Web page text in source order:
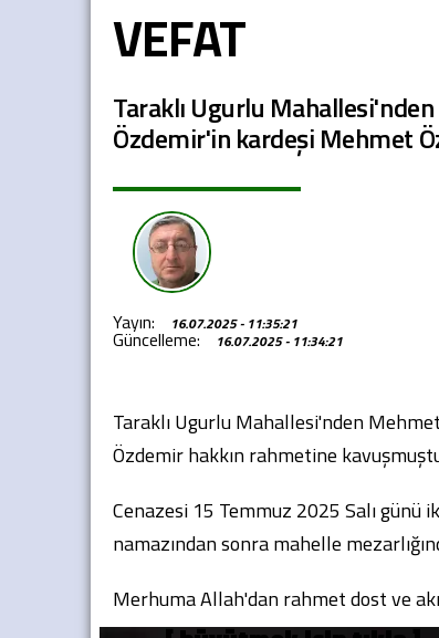
VEFAT
Taraklı Ugurlu
Özdemir'in kardeşi Mehmet
Yayın: 16.07.2025 - 11:35:21
Güncelleme: 16.07.2025 - 11:34:21
Taraklı Ugurlu Mahallesi'nden
Özdemir hakkın rahmetine
Cenazesi 15 Temmuz 2025 Salı günü
namazından sonra mahelle
Merhuma Allah'dan rahmet dost ve